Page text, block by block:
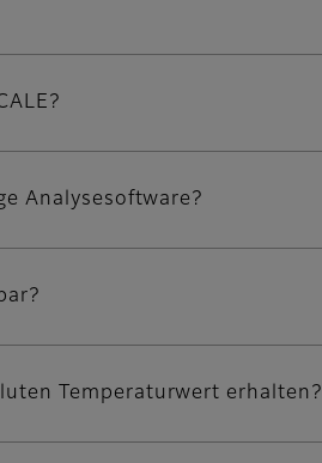
Analysesoftware?
Temperaturwert erhalten?